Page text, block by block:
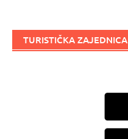
TURISTIČKA ZAJEDNICA